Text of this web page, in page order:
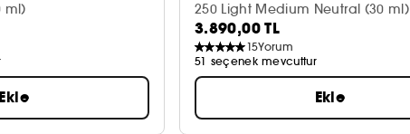
ml)
Ekle
250 Light Medium Neutral (30 ml)
3.890,00 TL
15Yorum
51 seçenek mevcuttur
Ekle